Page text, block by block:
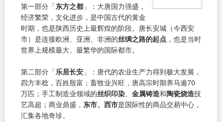
第一部分「东方之都 」：大唐国力强盛，
经济繁荣，文化进步，是中国古代的黄金
时期，也是陕西历史上最辉煌的阶段。唐长安城（今西安
市）是连接欧洲、亚洲、非洲的丝绸之路的起点 ，也是当时
世界上规模最大、最繁华的国际都市。
第二部分「乐居长安 」：唐代的农业生产力得到极大发展，
四方丰稔，百姓殷富；畜牧业兴旺，唐高宗时期养马逾70
万匹；手工制造业领域的丝织印染 金属铸造和陶瓷烧造技
艺高超；商业鼎盛， 东市、西市是国际性的商品交易中心，
汇集各地奇珍。